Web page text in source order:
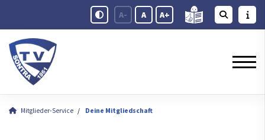
A- A A+
Mitglieder-Service Deine Mitgliedschaft